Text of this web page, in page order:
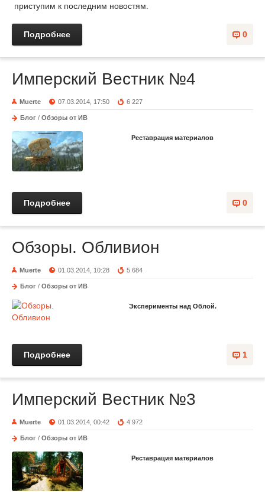
приступим к последним новостям.
0
Подробнее
Имперский Вестник №4
Muerte 07.03.2014, 17:50 6 227
Блог / Обзоры от ИВ
Реставрация материалов
0
Подробнее
Обзоры. Обливион
Muerte 01.03.2014, 10:28 5 684
Блог / Обзоры от ИВ
Эксперименты над Облой.
1
Подробнее
Имперский Вестник №3
Muerte 01.03.2014, 00:42 4 972
Блог / Обзоры от ИВ
Реставрация материалов